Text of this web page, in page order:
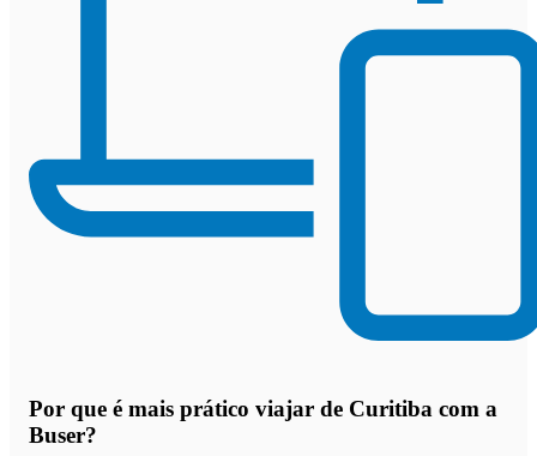
Por que é mais prático viajar de Curitiba com a
Buser?